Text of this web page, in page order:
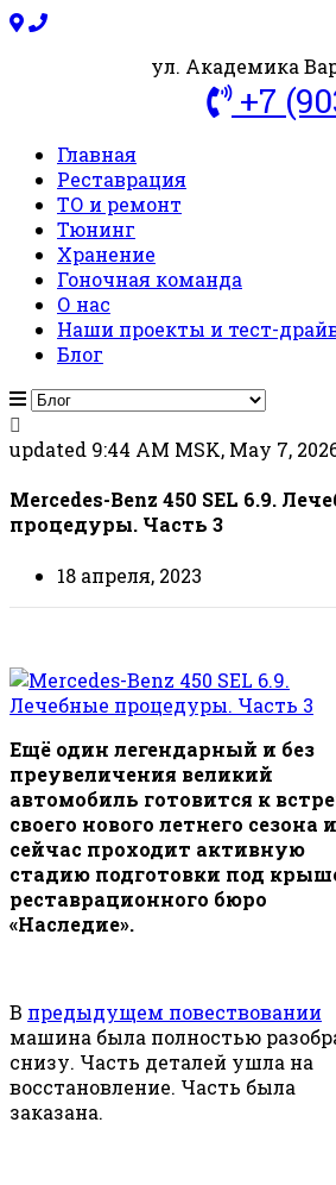
ул. Академика
+7
Главная
Реставрация
ТО и ремонт
Тюнинг
Хранение
Гоночная команда
О нас
Наши проекты и тест-
Блог
updated 9:44 AM MSK, May 7,
Mercedes-Benz 450 SEL 6.9.
процедуры. Часть 3
18 апреля, 2023
Ещё один легендарный и без
преувеличения великий
автомобиль готовится к
своего нового летнего сезона и
сейчас проходит активную
стадию подготовки под
реставрационного бюро
«Наследие».
В предыдущем повествовании
машина была полностью
снизу. Часть деталей ушла на
восстановление. Часть была
заказана.